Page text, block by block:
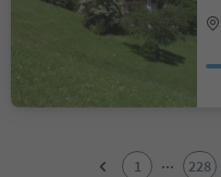
1 ... 228